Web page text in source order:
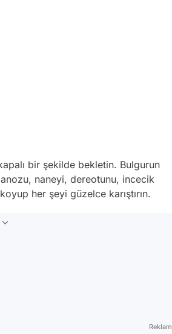
bir şekilde bekletin. Bulgurun
naneyi, dereotunu, incecik
her şeyi güzelce karıştırın.
Reklam